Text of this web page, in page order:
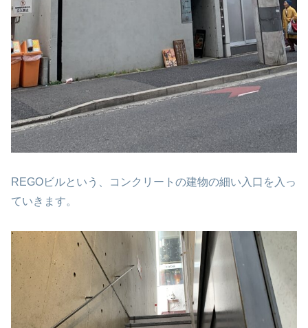
REGOビルという、コンクリートの建物の細い入口を入っ
ていきます。